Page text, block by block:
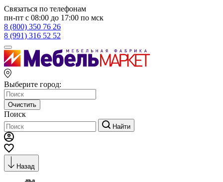
Связаться по телефонам
пн-пт с 08:00 до 17:00 по мск
8 (800) 350 76 26
8 (991) 316 52 52
Выберите город:
Очистить
Поиск
Найти
Назад